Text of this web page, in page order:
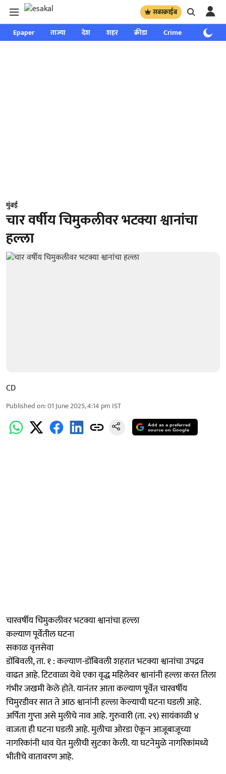
सबस्क्राईब
Epaper ताज्या देश शहर क्रीडा Crime साप्ताहिक
मुंबई
चार वर्षीय चिमुकलीवर भटक्या श्वानांचा
हल्ला
CD
Published on:01 June 2025, 4:14 pm IST
Add as a preferred
source on Google
चारवर्षीय चिमुकलीवर भटक्या श्वानांचा हल्ला
कल्याण पूर्वेतील घटना
सकाळ वृत्तसेवा
डोंबिवली, ता. १ : कल्याण-डोंबिवली शहरात भटक्या श्वानांचा उपद्रव
वाढत आहे. टिटवाळा येथे एका वृद्ध महिलेवर श्वानांनी हल्ला करत तिला
गंभीर जखमी केले होते. यानंतर आता कल्याण पूर्वेत चारवर्षीय
चिमुरडीवर सात ते आठ श्वानांनी हल्ला केल्याची घटना घडली आहे.
अर्पिता गुप्ता असे मुलीचे नाव आहे. गुरुवारी (ता. २९) सायंकाळी ४
वाजता ही घटना घडली आहे. मुलीचा ओरडा ऐकून आजूबाजूच्या
नागरिकांनी धाव घेत मुलीची सुटका केली. या घटनेमुळे नागरिकांमध्ये
भीतीचे वातावरण आहे.